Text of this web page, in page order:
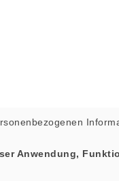
Anwendung,